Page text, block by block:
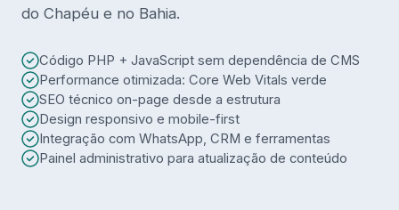
do Chapéu e no Bahia.
Código PHP + JavaScript sem dependência de CMS
Performance otimizada: Core Web Vitals verde
SEO técnico on-page desde a estrutura
Design responsivo e mobile-first
Integração com WhatsApp, CRM e ferramentas
Painel administrativo para atualização de conteúdo